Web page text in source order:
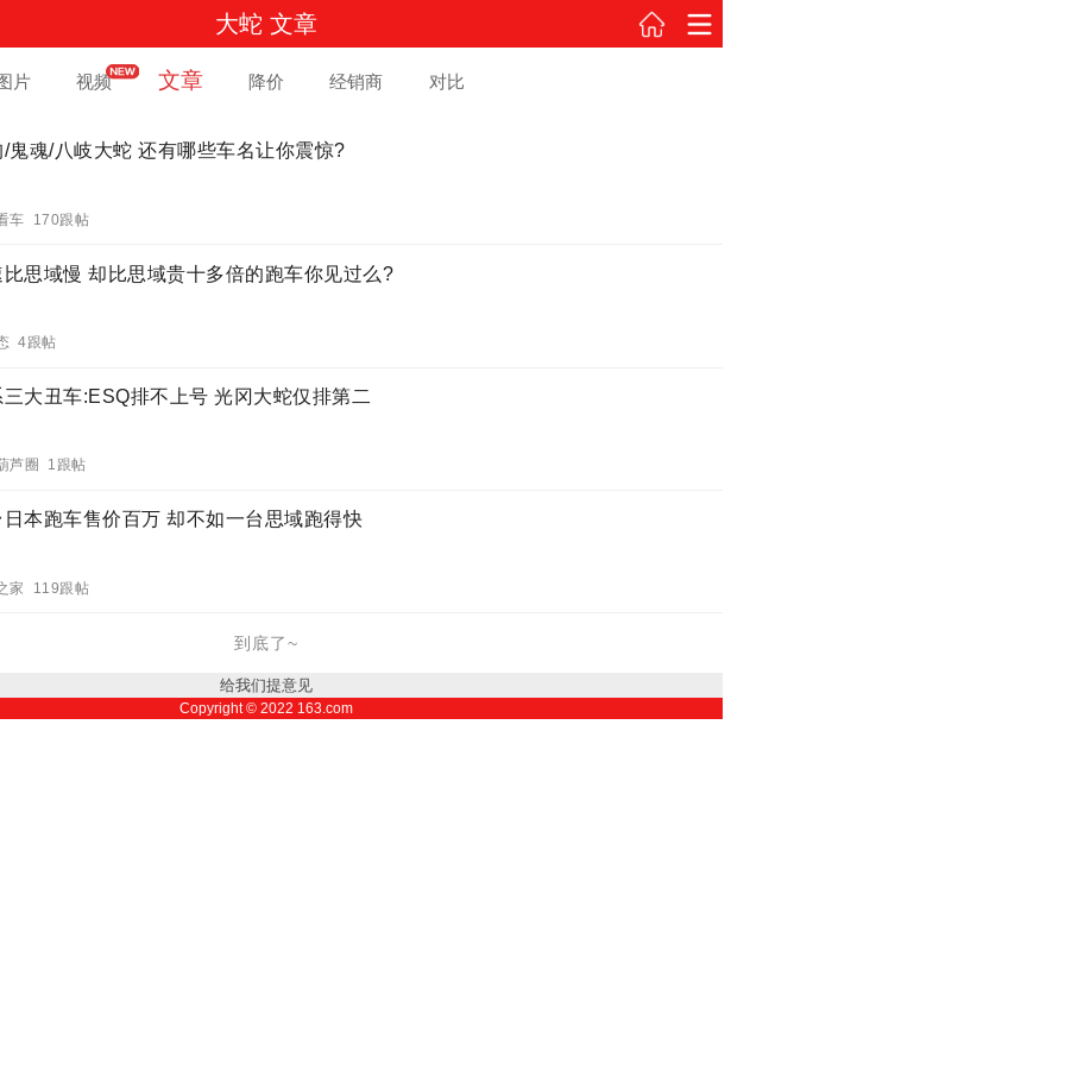
大蛇 文章
片 视频 文章 降价 经销商 对比
/鬼魂/八岐大蛇 还有哪些车名让你震惊?
车 170跟帖
比思域慢 却比思域贵十多倍的跑车你见过么?
4跟帖
三大丑车:ESQ排不上号 光冈大蛇仅排第二
芦圈 1跟帖
日本跑车售价百万 却不如一台思域跑得快
家 119跟帖
到底了~
给我们提意见
Copyright © 2022 163.com